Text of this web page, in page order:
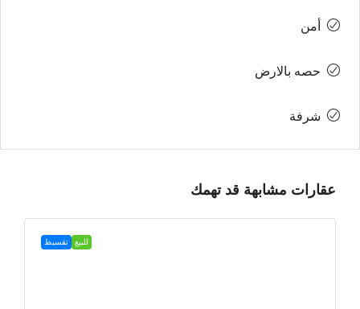
أمن
حصه بالارض
شرفة
عقارات مشابهة قد تهمك
للبيع تقسيط